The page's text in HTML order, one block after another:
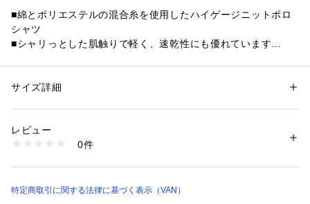
■綿とポリエステルの混合糸を使用したハイゲージニットポロ
シャツ
■シャリっとした肌触りで軽く、速乾性にも優れています
アイテムと合わせやすいアイテムです
性別：メンズ
素材：綿52%　ポリエステル48%
商品番号：
PH625117 （ショップ）
サイズ詳細
レビュー
0件
特定商取引に関する法律に基づく表示（VAN）